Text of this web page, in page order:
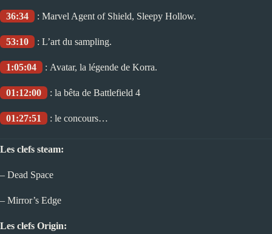
36:34 : Marvel Agent of Shield, Sleepy Hollow.
53:10 : L’art du sampling.
1:05:04 : Avatar, la légende de Korra.
01:12:00 : la bêta de Battlefield 4
01:27:51 : le concours…
Les clefs steam:
– Dead Space
– Mirror’s Edge
Les clefs Origin: